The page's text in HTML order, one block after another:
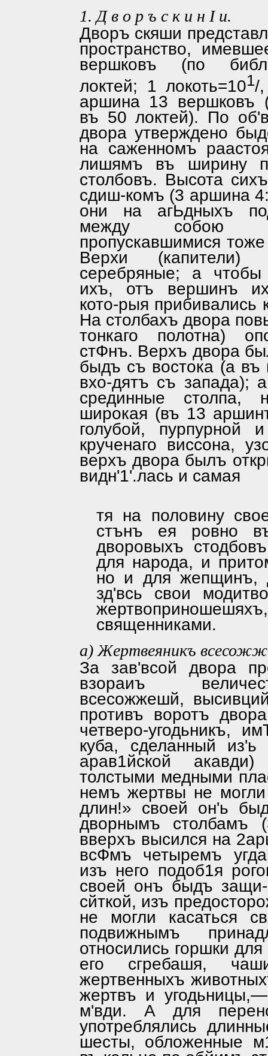
1. Д в о р ъ с к и н I и.
Дворъ скяши
простран­ство,
вершковъ (по
локтей; 1 локоть=101/
аршина 13 вершковъ
въ 50 локтей). По
двора утверж­дено
на саженномъ
лишямъ въ ширину
столбовъ. Высота
сдиш-комъ (3 аршина
они на агЬдныхъ
между собою
пропускавшимися
Верхи
серебряные; а
ихъ, отъ вершинъ
кото-рыя
На столбахъ двора
тонкаго полотна)
стФнъ. Верхъ двора
быдъ съ востока (а въ
вхо-дятъ съ запада);
срединные столпа,
широкая (въ 13
голубой,
крученаго виссона,
верхъ двора былъ
видн'1'.лась и самая
тя на половину
стънъ ея ровно
дворовыхъ
для народа, и
но и для жепщинъ,
зд'всь свои
священниками.
а) Жертвеяникъ
За зав'всой двора
взораиъ
всесожжешй,
противъ воротъ
четверо-угодьникъ,
куба, сделанный
арав1йской
толстыми медными
немъ жертвы не
длин!» своей он'ь
дворнымъ столбамъ
вверхъ высился на
всФмъ четыремъ
изъ него подоб1я
своей онъ быдъ
сйткой, изъ
не могли касаться
подвижнымъ
относились горшки
его сгребашя,
жертвенныхъ
жертвъ и
м'вди. А для
употреблялись
шесты, обложенные